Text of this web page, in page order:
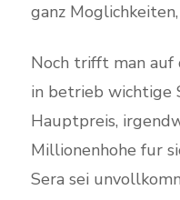
ganz
Noch trifft man auf
in betrieb wichtige
Hauptpreis,
Millionenhohe fur
Sera sei